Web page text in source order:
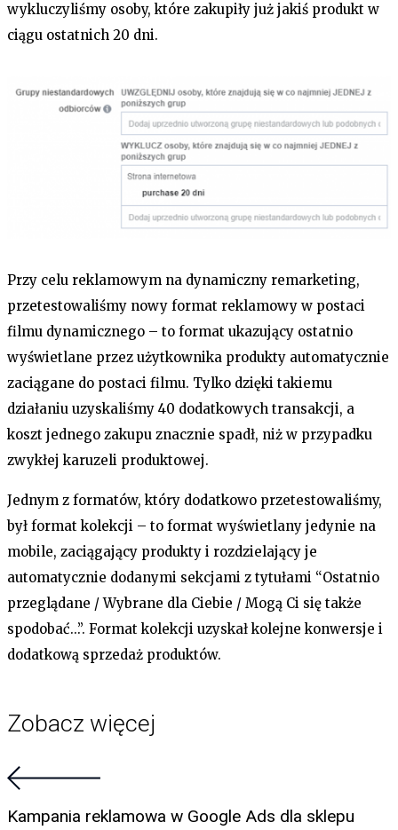
wykluczyliśmy osoby, które zakupiły już jakiś produkt w
ciągu ostatnich 20 dni.
Przy celu reklamowym na dynamiczny remarketing,
przetestowaliśmy nowy format reklamowy w postaci
filmu dynamicznego – to format ukazujący ostatnio
wyświetlane przez użytkownika produkty automatycznie
zaciągane do postaci filmu. Tylko dzięki takiemu
działaniu uzyskaliśmy 40 dodatkowych transakcji, a
koszt jednego zakupu znacznie spadł, niż w przypadku
zwykłej karuzeli produktowej.
Jednym z formatów, który dodatkowo przetestowaliśmy,
był format kolekcji – to format wyświetlany jedynie na
mobile, zaciągający produkty i rozdzielający je
automatycznie dodanymi sekcjami z tytułami “Ostatnio
przeglądane / Wybrane dla Ciebie / Mogą Ci się także
spodobać…”. Format kolekcji uzyskał kolejne konwersje i
dodatkową sprzedaż produktów.
Zobacz więcej
Kampania reklamowa w Google Ads dla sklepu